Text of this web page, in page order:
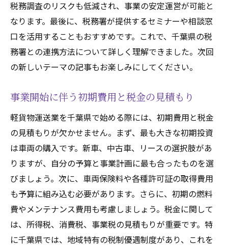
税務調査のリスクも低減され、事業の安定運営が可能と
なります。最後に、税務署が提供するセミナーや相談窓
口を活用することもおすすめです。これで、千葉県の税
務署との連携方法について詳しく理解できました。次回
の新しいテーマの記事もお楽しみにしてください。
事業開始に伴う初期費用と税金の見積もり
軽貨物運送業を千葉県で始める際には、初期費用と税金
の見積もりが欠かせません。まず、最も大きな初期投資
は車両の購入です。新車、中古車、リースの選択肢があ
りますが、自分の予算と事業計画に最も合ったものを選
びましょう。次に、車両保険料や各種許可証の取得費用
も予算に組み込む必要があります。さらに、初期の燃料
費やメンテナンス費用も考慮しましょう。税金に関して
は、所得税、消費税、事業税の見積もりが重要です。特
に千葉県では、地域特有の税制優遇制度があり、これを